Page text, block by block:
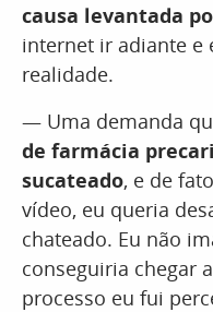
causa levantada
internet ir adiante e
realidade.
— Uma demanda
de farmácia
sucateado, e de
vídeo, eu queria
chateado. Eu não
conseguiria chegar
processo eu fui